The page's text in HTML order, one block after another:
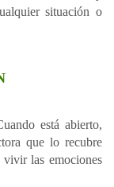
situación o
está abierto,
que lo recubre
vivir las emociones